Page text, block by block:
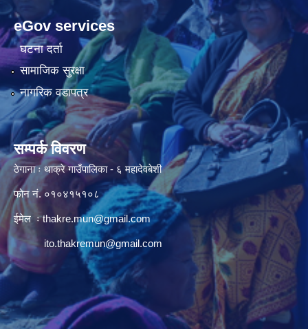
eGov services
घटना दर्ता
सामाजिक सुरक्षा
नागरिक वडापत्र
सम्पर्क विवरण
ठेगाना ः थाक्रे गाउँपालिका - ६ महादेवबेशी
फोन नं. ०१०४१५१०८
ईमेल ःthakre.mun@gmail.com
ito.thakremun@gmail.com